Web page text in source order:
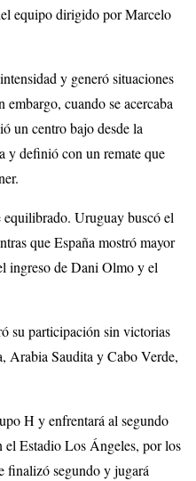
equipo dirigido por Marcelo
y generó situaciones
cuando se acercaba
un centro bajo desde la
y definió con un remate que
Uruguay buscó el
que España mostró mayor
ingreso de Dani Olmo y el
su participación sin victorias
Arabia Saudita y Cabo Verde,
H y enfrentará al segundo
Estadio Los Ángeles, por los
finalizó segundo y jugará